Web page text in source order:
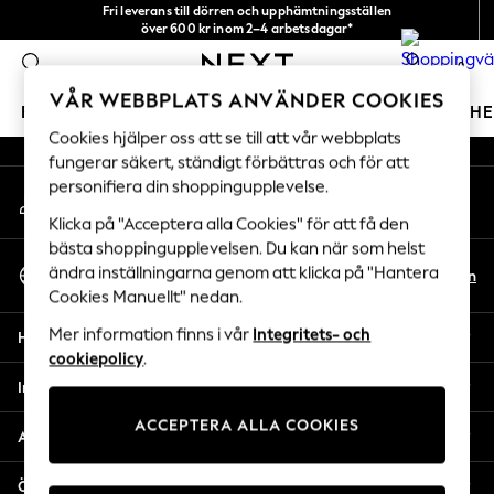
Fri leverans till dörren och upphämtningsställen
över 600 kr inom 2–4 arbetsdagar*
0
FLICKOR POJKAR BABY DAMER HERRAR
GIRLS
New In
50 - 92cm
98 - 110cm
116 - 134cm
140 - 174cm
Trending: Top & Short Sets
Trending: Clogs
All Clothing
Coats & Jackets
Sweatshirts & Hoodies
An error occurred on client
Våra sociala nätverk
Mitt konto
Logga in på ditt konto
Välj Språk
Svenska
Sv En
Hjälp
Integritet & Juridik
Avdelningar
Övriga tjänster
VÅR WEBBPLATS ANVÄNDER COOKIES
Cookies hjälper oss att se till att vår webbplats
fungerar säkert, ständigt förbättras och för att
personifiera din shoppingupplevelse.
Klicka på "Acceptera alla Cookies" för att få den
bästa shoppingupplevelsen. Du kan när som helst
ändra inställningarna genom att klicka på "Hantera
Cookies Manuellt" nedan.
Mer information finns i vår Integritets- och
cookiepolicy.
ACCEPTERA ALLA COOKIES